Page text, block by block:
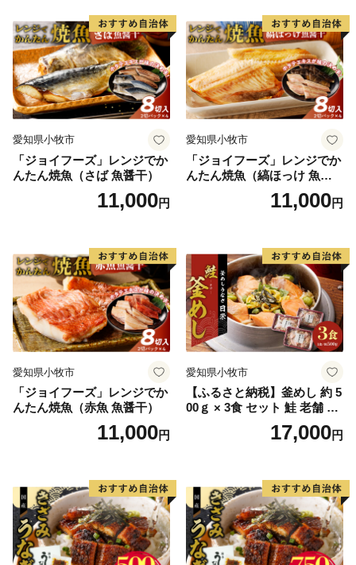
いただければ幸いに存じます。
愛知県小牧市
「ジョイフーズ」レンジでか
んたん焼魚（さば 魚醤干）
11,000円
愛知県小牧市
「ジョイフーズ」レンジでか
んたん焼魚（縞ほっけ 魚醤
11,000円
愛知県小牧市
「ジョイフーズ」レンジでか
んたん焼魚（赤魚 魚醤干）
11,000円
愛知県小牧市
【ふるさと納税】釜めし 約 5
00ｇ × 3食 セット 鮭 老舗 急
速冷凍 レンチン 時短 簡単調
理 食品 加工品 海鮮 手作り
り寄せグルメ 愛知県 小牧市
送料無料
17,000円